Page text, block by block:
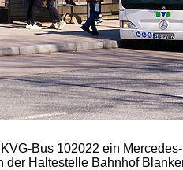
Bus 102022 ein
der Haltestelle Bahnhof